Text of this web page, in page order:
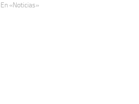
En «Noticias»